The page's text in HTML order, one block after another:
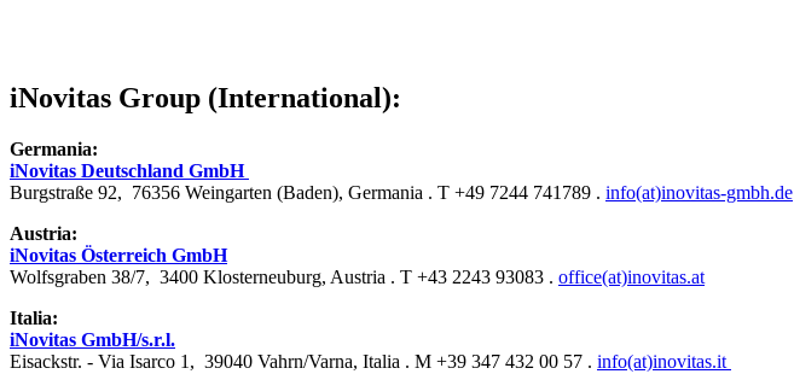
iNovitas Group (International):
Germania:
iNovitas Deutschland GmbH
Burgstraße 92, 76356 Weingarten (Baden), Germania . T +49 7244 741789 . info(at)inovitas-gmbh.de
Austria:
iNovitas Österreich GmbH
Wolfsgraben 38/7, 3400 Klosterneuburg, Austria . T +43 2243 93083 . office(at)inovitas.at
Italia:
iNovitas GmbH/s.r.l.
Eisackstr. - Via Isarco 1, 39040 Vahrn/Varna, Italia . M +39 347 432 00 57 . info(at)inovitas.it